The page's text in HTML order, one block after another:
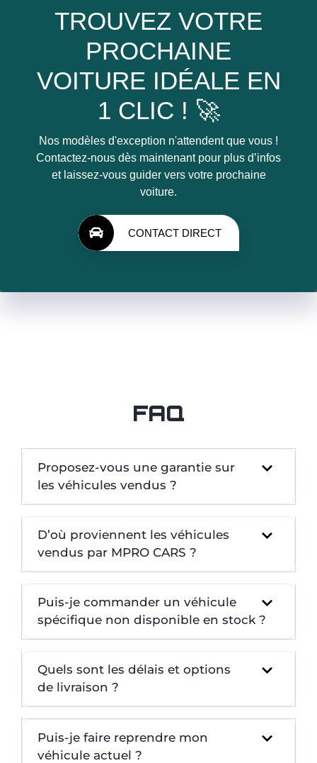
TROUVEZ VOTRE
PROCHAINE
VOITURE IDÉALE EN
1 CLIC ! 🚀
Nos modèles d'exception n'attendent que vous !
Contactez-nous dès maintenant pour plus d’infos
et laissez-vous guider vers votre prochaine
voiture.
CONTACT DIRECT
FAQ
Proposez-vous une garantie sur
les véhicules vendus ?
D’où proviennent les véhicules
vendus par MPRO CARS ?
Puis-je commander un véhicule
spécifique non disponible en stock ?
Quels sont les délais et options
de livraison ?
Puis-je faire reprendre mon
véhicule actuel ?